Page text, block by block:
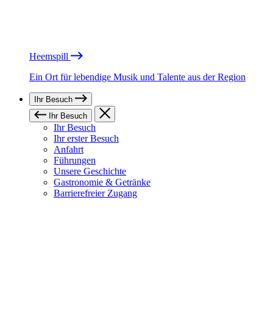
Heemspill
Ein Ort für lebendige Musik und Talente aus der Region
Ihr Besuch
Ihr Besuch
Ihr Besuch
Ihr erster Besuch
Anfahrt
Führungen
Unsere Geschichte
Gastronomie & Getränke
Barrierefreier Zugang